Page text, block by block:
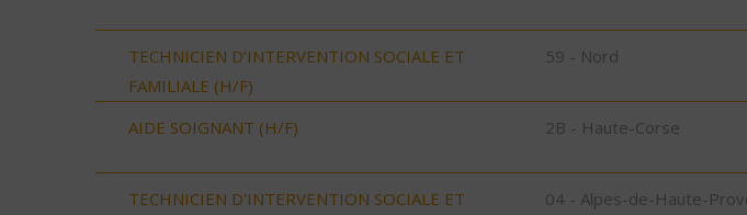
TECHNICIEN D’INTERVENTION SOCIALE ET
FAMILIALE (H/F)
59 - Nord
AIDE SOIGNANT (H/F) 2B - Haute-Corse
TECHNICIEN D’INTERVENTION SOCIALE ET
04 - Alpes-de-Haute-